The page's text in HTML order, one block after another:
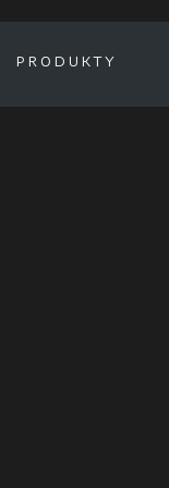
PRODUKTY